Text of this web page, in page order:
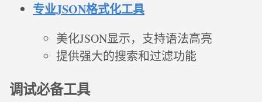
专业JSON格式化工具
美化JSON显示，支持语法高亮
提供强大的搜索和过滤功能
调试必备工具